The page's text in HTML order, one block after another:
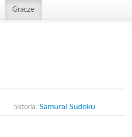
Gracze
historia: Samurai Sudoku